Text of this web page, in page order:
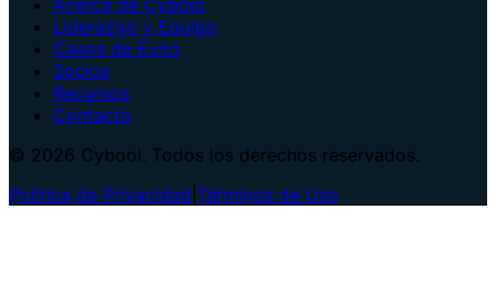
Liderazgo y Equipo
Casos de Éxito
Socios
Recursos
Contacto
© 2026 Cybool. Todos los derechos reservados.
Política de Privacidad Términos de Uso